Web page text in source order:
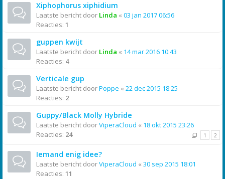
Xiphophorus xiphidium
Laatste bericht door Linda « 03 jan 2017 06:56
Reacties: 1
guppen kwijt
Laatste bericht door Linda « 14 mar 2016 10:43
Reacties: 4
Verticale gup
Laatste bericht doorPoppe « 22 dec 2015 18:25
Reacties: 2
Guppy/Black Molly Hybride
Laatste bericht doorViperaCloud « 18 okt 2015 23:26
Reacties: 24 1 2
Iemand enig idee?
Laatste bericht doorViperaCloud « 30 sep 2015 18:01
Reacties: 11